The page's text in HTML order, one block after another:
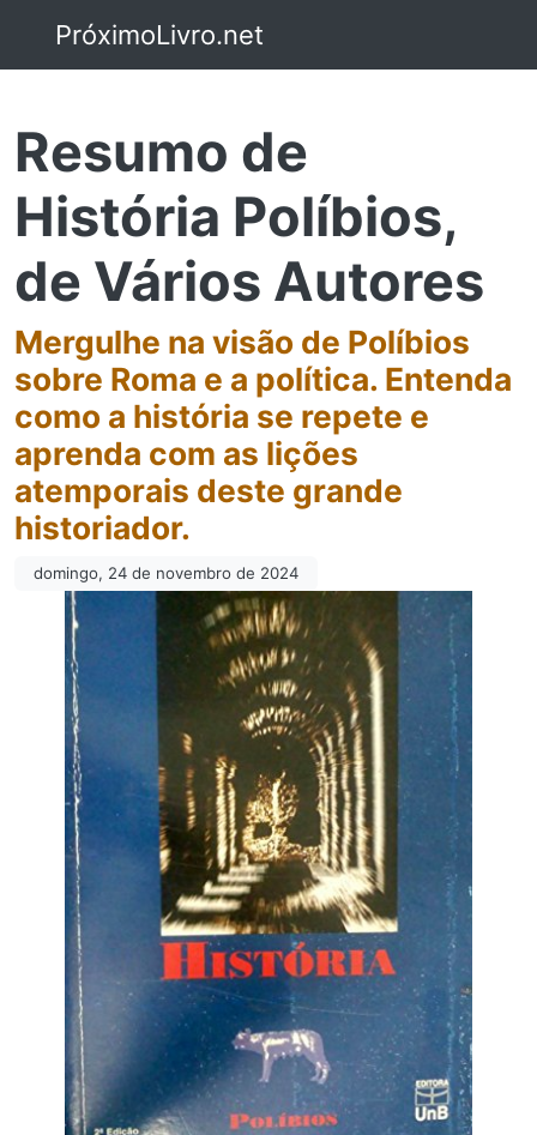
PróximoLivro.net
Resumo de
História Políbios,
de Vários Autores
Mergulhe na visão de Políbios
sobre Roma e a política. Entenda
como a história se repete e
aprenda com as lições
atemporais deste grande
historiador.
domingo, 24 de novembro de 2024